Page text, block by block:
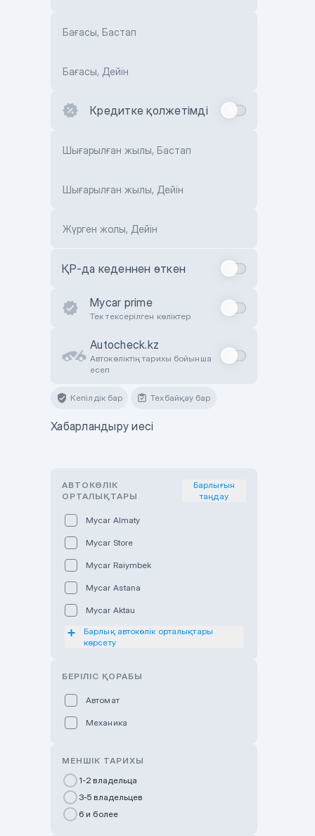
Бағасы, Бастап
Бағасы, Дейін
Кредитке қолжетімді
Шығарылған жылы, Бастап
Шығарылған жылы, Дейін
Жүрген жолы, Дейін
ҚР-да кеденнен өткен
Mycar prime
Тек тексерілген көліктер
Autocheck.kz
Автокөліктің тарихы бойынша
есеп
Кепілдік бар Техбайқау бар
Хабарландыру иесі
АВТОКӨЛІК
ОРТАЛЫҚТАРЫ
Барлығын
таңдау
Mycar Almaty
Mycar Store
Mycar Raiymbek
Mycar Astana
Mycar Aktau
Mycar Uralsk
Haval & Tank Pavlodar
Bavaria Almaty
Mycar Shymkent
Changan Auto Nurly Zhol
Барлық автокөлік орталықтары
көрсету
БЕРІЛІС ҚОРАБЫ
Автомат
Механика
МЕНШІК ТАРИХЫ
1-2 владельца
3-5 владельцев
6 и более